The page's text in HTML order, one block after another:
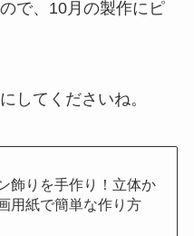
で、10月の製作にピ
してくださいね。
飾りを手作り！立体か
用紙で簡単な作り方